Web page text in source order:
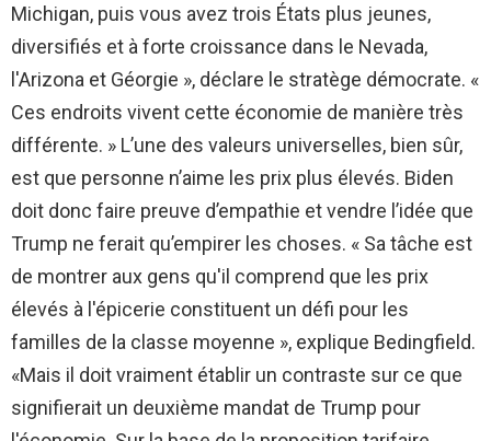
Michigan, puis vous avez trois États plus jeunes,
diversifiés et à forte croissance dans le Nevada,
l'Arizona et Géorgie », déclare le stratège démocrate. «
Ces endroits vivent cette économie de manière très
différente. » L’une des valeurs universelles, bien sûr,
est que personne n’aime les prix plus élevés. Biden
doit donc faire preuve d’empathie et vendre l’idée que
Trump ne ferait qu’empirer les choses. « Sa tâche est
de montrer aux gens qu'il comprend que les prix
élevés à l'épicerie constituent un défi pour les
familles de la classe moyenne », explique Bedingfield.
«Mais il doit vraiment établir un contraste sur ce que
signifierait un deuxième mandat de Trump pour